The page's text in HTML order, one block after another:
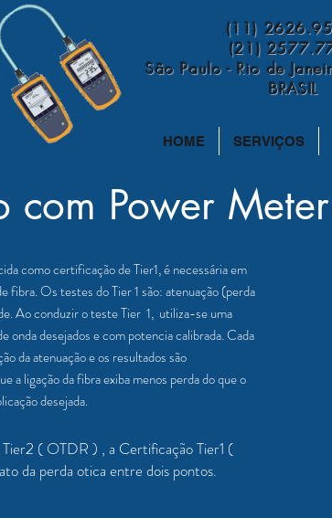
(11)
(21)
São Paulo - Rio de
BRASIL
HOME SERVIÇOS
com Power Meter
como certificação de Tier1, é necessária em
fibra. Os testes do Tier 1 são: atenuação (perda
Ao conduzir o teste Tier 1, utiliza-se uma
onda desejados e com potencia calibrada. Cada
da atenuação e os resultados são
a ligação da fibra exiba menos perda do que o
desejada.
( OTDR ) , a Certificação Tier1 (
da perda otica entre dois pontos.